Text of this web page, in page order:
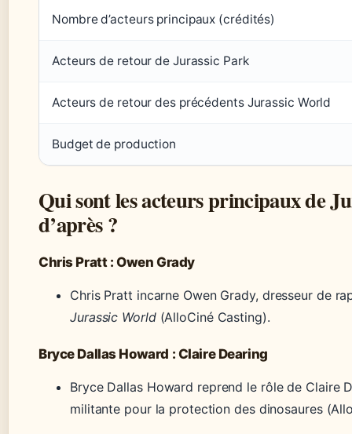
Nombre d’acteurs principaux (crédités)
Acteurs de retour de Jurassic Park
Acteurs de retour des précédents Jurassic World
Budget de production
Qui sont les acteurs principaux de
d’après ?
Chris Pratt : Owen Grady
Chris Pratt incarne Owen Grady, dresseur de
Jurassic World(AlloCiné Casting).
Bryce Dallas Howard : Claire Dearing
Bryce Dallas Howard reprend le rôle de Claire
militante pour la protection des dinosaures